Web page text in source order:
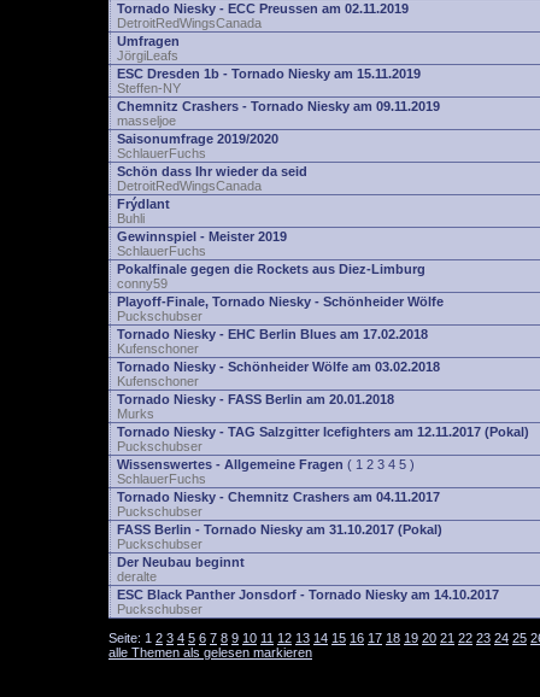
Tornado Niesky - ECC Preussen am 02.11.2019
DetroitRedWingsCanada
Umfragen
JörgiLeafs
ESC Dresden 1b - Tornado Niesky am 15.11.2019
Steffen-NY
Chemnitz Crashers - Tornado Niesky am 09.11.2019
masseljoe
Saisonumfrage 2019/2020
SchlauerFuchs
Schön dass Ihr wieder da seid
DetroitRedWingsCanada
Frýdlant
Buhli
Gewinnspiel - Meister 2019
SchlauerFuchs
Pokalfinale gegen die Rockets aus Diez-Limburg
conny59
Playoff-Finale, Tornado Niesky - Schönheider Wölfe
Puckschubser
Tornado Niesky - EHC Berlin Blues am 17.02.2018
Kufenschoner
Tornado Niesky - Schönheider Wölfe am 03.02.2018
Kufenschoner
Tornado Niesky - FASS Berlin am 20.01.2018
Murks
Tornado Niesky - TAG Salzgitter Icefighters am 12.11.2017 (Pokal)
Puckschubser
Wissenswertes - Allgemeine Fragen ( 1 2 3 4 5 )
SchlauerFuchs
Tornado Niesky - Chemnitz Crashers am 04.11.2017
Puckschubser
FASS Berlin - Tornado Niesky am 31.10.2017 (Pokal)
Puckschubser
Der Neubau beginnt
deralte
ESC Black Panther Jonsdorf - Tornado Niesky am 14.10.2017
Puckschubser
Seite: 1 2 3 4 5 6 7 8 9 10 11 12 13 14 15 16 17 18 19 20 21 22 23 24 25
alle Themen als gelesen markieren